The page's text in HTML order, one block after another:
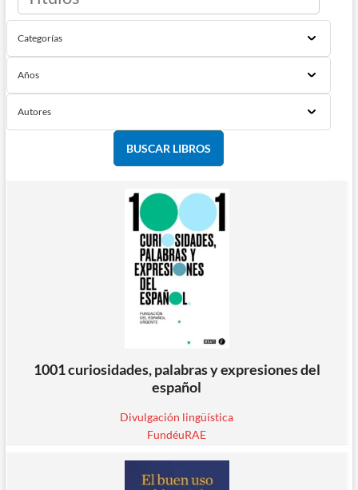
1001 curiosidades, palabras y expresiones del
español
Divulgación lingüística
FundéuRAE